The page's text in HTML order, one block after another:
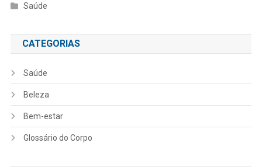
Saúde
CATEGORIAS
Saúde
Beleza
Bem-estar
Glossário do Corpo